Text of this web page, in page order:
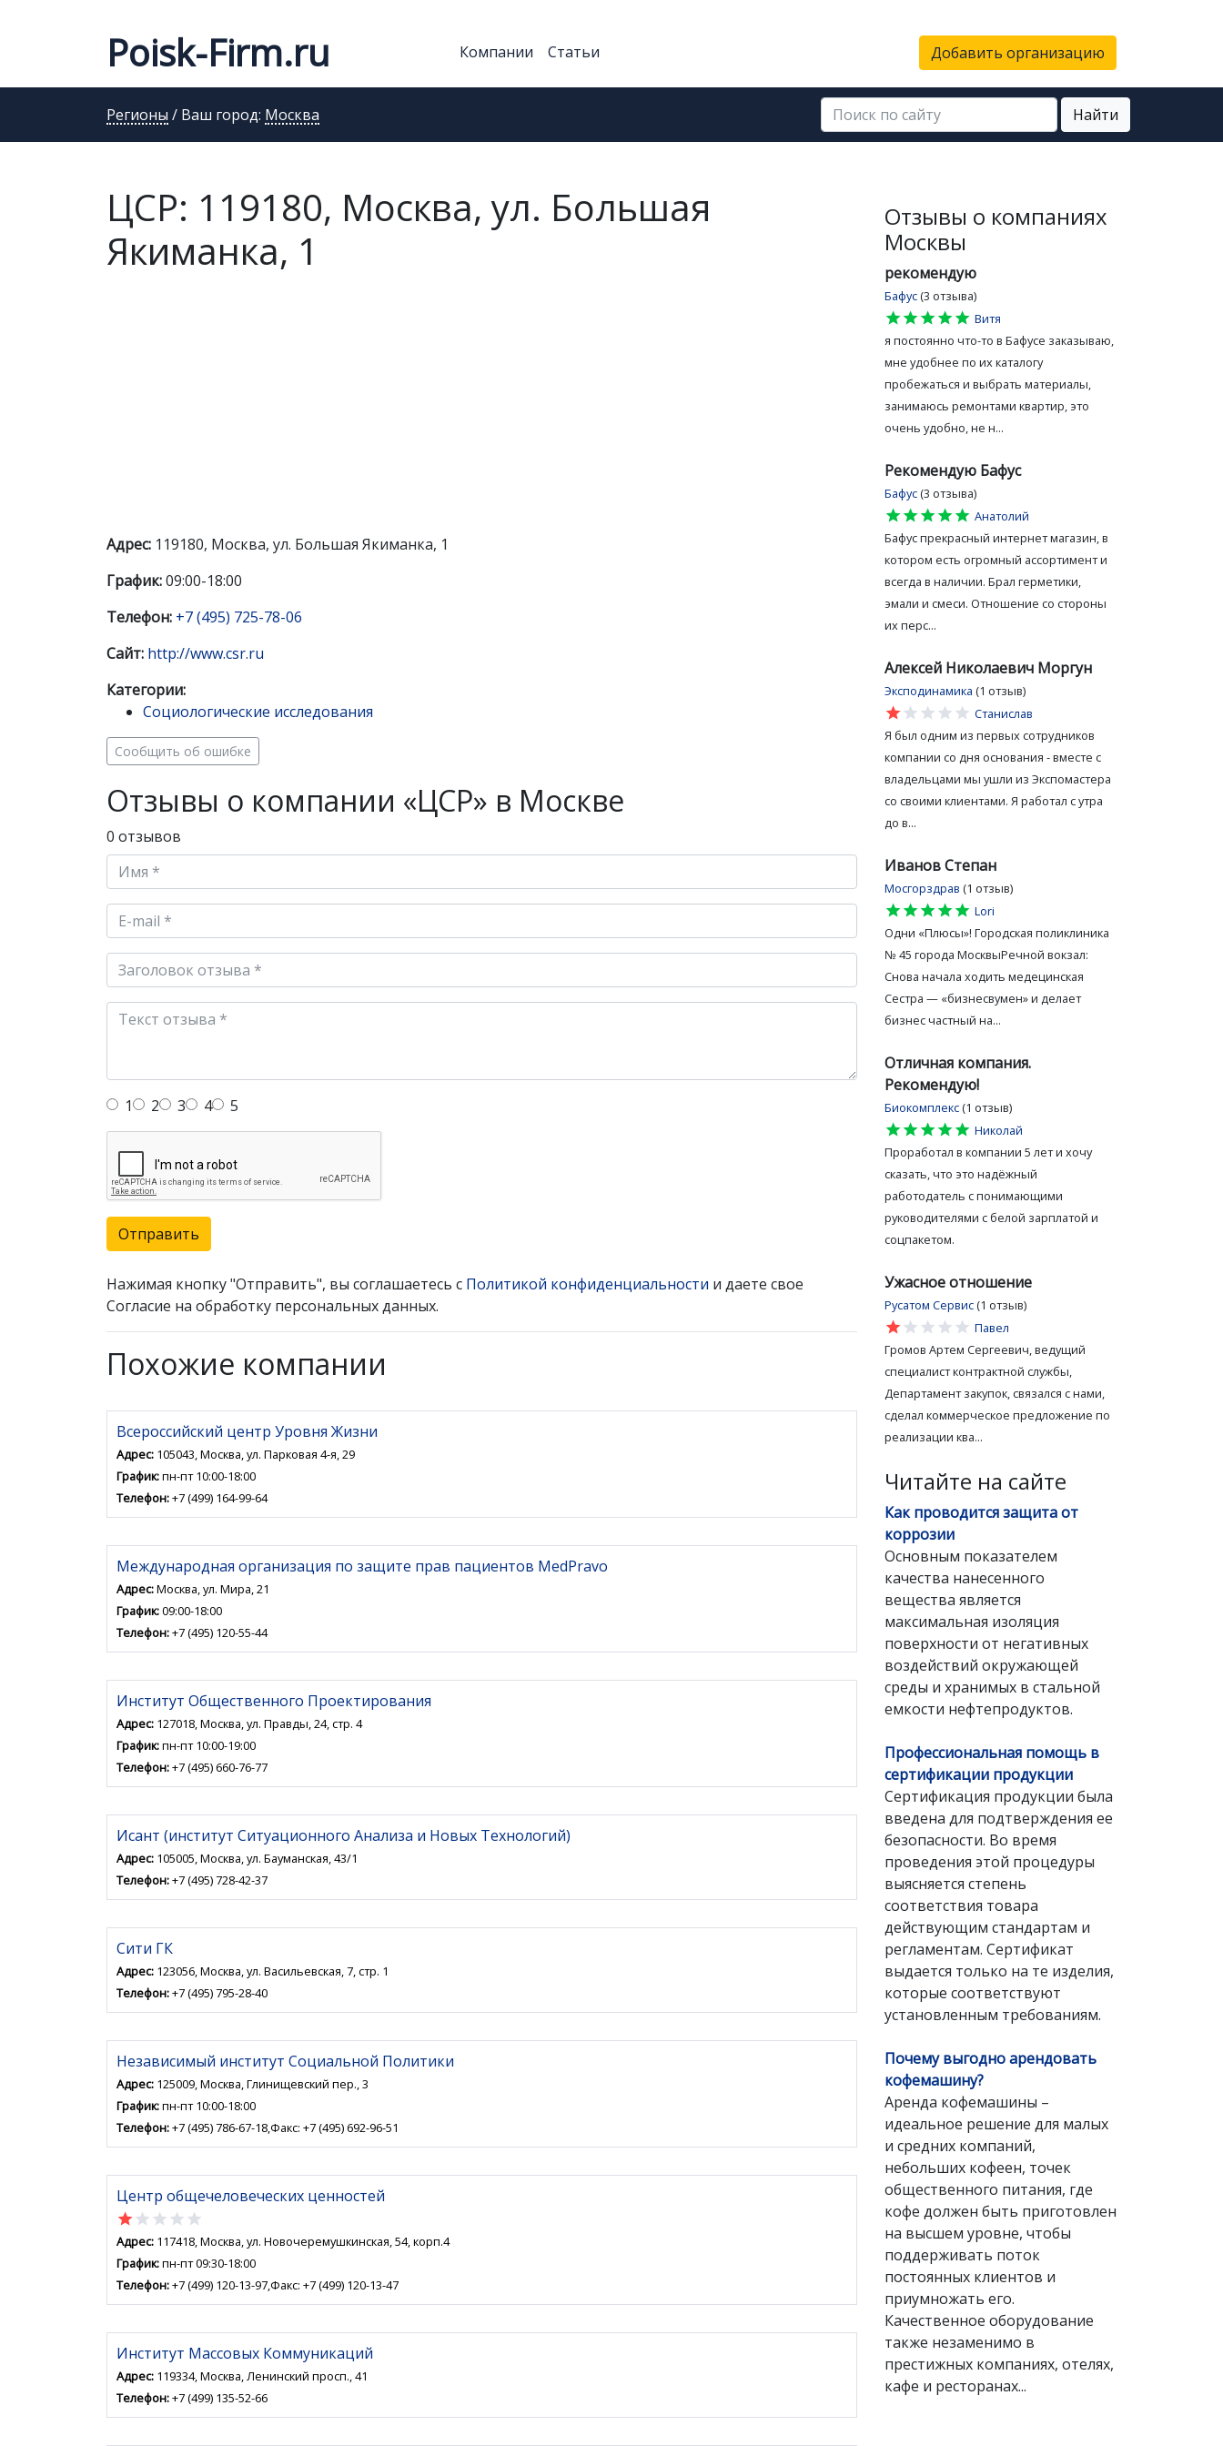
Poisk-Firm.ru Компании Статьи Добавить организацию
Регионы / Ваш город: Москва Найти
ЦСР: 119180, Москва, ул. Большая
Якиманка, 1
Адрес: 119180, Москва, ул. Большая Якиманка, 1
График:09:00-18:00
Телефон: +7 (495) 725-78-06
Сайт: http://www.csr.ru
Категории:
Социологические исследования
Сообщить об ошибке
Отзывы о компании «ЦСР» в Москве
0 отзывов
1 2 3 4 5
Отправить
Нажимая кнопку "Отправить", вы соглашаетесь с Политикой конфиденциальности и даете свое
Согласие на обработку персональных данных.
Похожие компании
Всероссийский центр Уровня Жизни
Адрес: 105043, Москва, ул. Парковая 4-я, 29
График:пн-пт 10:00-18:00
Телефон:+7 (499) 164-99-64
Международная организация по защите прав пациентов MedPravo
Адрес:Москва, ул. Мира, 21
График:09:00-18:00
Телефон:+7 (495) 120-55-44
Институт Общественного Проектирования
Адрес: 127018, Москва, ул. Правды, 24, стр. 4
График:пн-пт 10:00-19:00
Телефон:+7 (495) 660-76-77
Исант (институт Ситуационного Анализа и Новых Технологий)
Адрес: 105005, Москва, ул. Бауманская, 43/1
Телефон:+7 (495) 728-42-37
Сити ГК
Адрес: 123056, Москва, ул. Васильевская, 7, стр. 1
Телефон:+7 (495) 795-28-40
Независимый институт Социальной Политики
Адрес: 125009, Москва, Глинищевский пер., 3
График:пн-пт 10:00-18:00
Телефон:+7 (495) 786-67-18,Факс: +7 (495) 692-96-51
Центр общечеловеческих ценностей
star
star
star
star
star
Адрес: 117418, Москва, ул. Новочеремушкинская, 54, корп.4
График:пн-пт 09:30-18:00
Телефон:+7 (499) 120-13-97,Факс: +7 (499) 120-13-47
Институт Массовых Коммуникаций
Адрес: 119334, Москва, Ленинский просп., 41
Телефон:+7 (499) 135-52-66
Отзывы о компаниях
Москвы
рекомендую
Бафус (3 отзыва)
star
star
star
star
star
Витя
я постоянно что-то в Бафусе заказываю,
мне удобнее по их каталогу
пробежаться и выбрать материалы,
занимаюсь ремонтами квартир, это
очень удобно, не н...
Рекомендую Бафус
Бафус (3 отзыва)
star
star
star
star
star
Анатолий
Бафус прекрасный интернет магазин, в
котором есть огромный ассортимент и
всегда в наличии. Брал герметики,
эмали и смеси. Отношение со стороны
их перс...
Алексей Николаевич Моргун
Эксподинамика (1 отзыв)
star
star
star
star
star
Станислав
Я был одним из первых сотрудников
компании со дня основания - вместе с
владельцами мы ушли из Экспомастера
со своими клиентами. Я работал с утра
до в...
Иванов Степан
Мосгорздрав (1 отзыв)
star
star
star
star
star
Lori
Одни «Плюсы»! Городская поликлиника
№ 45 города МосквыРечной вокзал:
Снова начала ходить медецинская
Сестра — «бизнесвумен» и делает
бизнес частный на...
Отличная компания.
Рекомендую!
Биокомплекс (1 отзыв)
star
star
star
star
star
Николай
Проработал в компании 5 лет и хочу
сказать, что это надёжный
работодатель с понимающими
руководителями с белой зарплатой и
соцпакетом.
Ужасное отношение
Русатом Сервис (1 отзыв)
star
star
star
star
star
Павел
Громов Артем Сергеевич, ведущий
специалист контрактной службы,
Департамент закупок, связался с нами,
сделал коммерческое предложение по
реализации ква...
Читайте на сайте
Как проводится защита от
коррозии
Основным показателем
качества нанесенного
вещества является
максимальная изоляция
поверхности от негативных
воздействий окружающей
среды и хранимых в стальной
емкости нефтепродуктов.
Профессиональная помощь в
сертификации продукции
Сертификация продукции была
введена для подтверждения ее
безопасности. Во время
проведения этой процедуры
выясняется степень
соответствия товара
действующим стандартам и
регламентам. Сертификат
выдается только на те изделия,
которые соответствуют
установленным требованиям.
Почему выгодно арендовать
кофемашину?
Аренда кофемашины –
идеальное решение для малых
и средних компаний,
небольших кофеен, точек
общественного питания, где
кофе должен быть приготовлен
на высшем уровне, чтобы
поддерживать поток
постоянных клиентов и
приумножать его.
Качественное оборудование
также незаменимо в
престижных компаниях, отелях,
кафе и ресторанах...